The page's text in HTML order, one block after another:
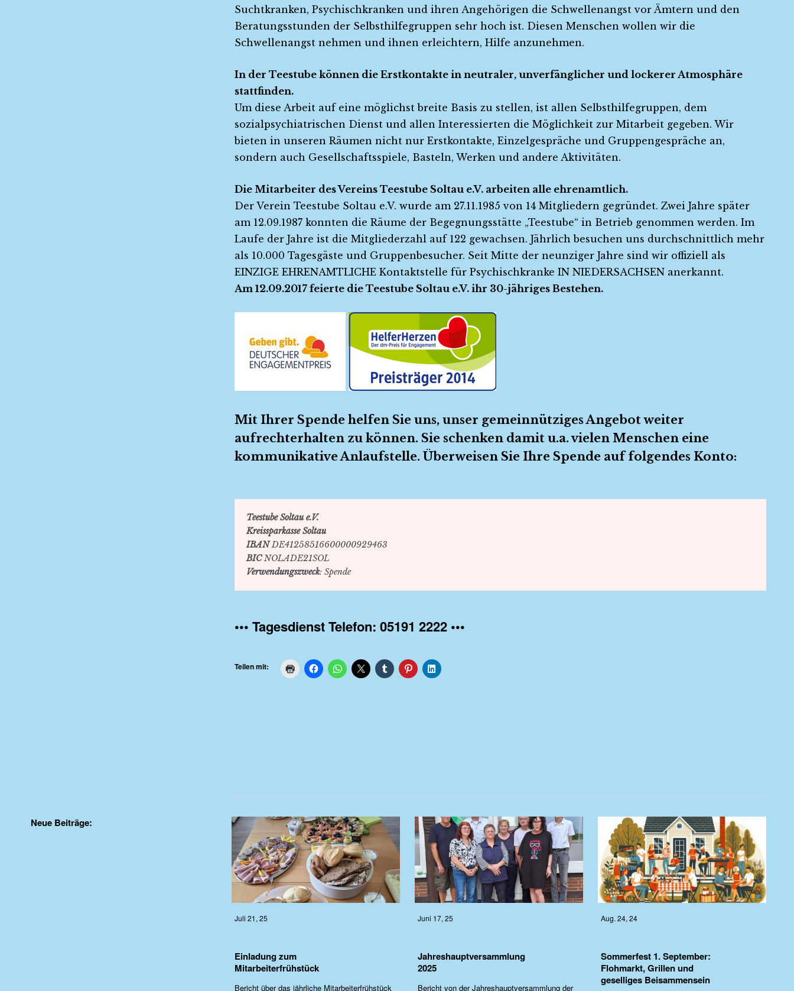
Suchtkranken, Psychischkranken und ihren Angehörigen die Schwellenangst vor Ämtern und den
Beratungsstunden der Selbsthilfegruppen sehr hoch ist. Diesen Menschen wollen wir die
Schwellenangst nehmen und ihnen erleichtern, Hilfe anzunehmen.
In der Teestube können die Erstkontakte in neutraler, unverfänglicher und lockerer Atmosphäre
stattfinden.
Um diese Arbeit auf eine möglichst breite Basis zu stellen, ist allen Selbsthilfegruppen, dem
sozialpsychiatrischen Dienst und allen Interessierten die Möglichkeit zur Mitarbeit gegeben. Wir
bieten in unseren Räumen nicht nur Erstkontakte, Einzelgespräche und Gruppengespräche an,
sondern auch Gesellschaftsspiele, Basteln, Werken und andere Aktivitäten.
Die Mitarbeiter des Vereins Teestube Soltau e.V. arbeiten alle ehrenamtlich.
Der Verein Teestube Soltau e.V. wurde am 27.11.1985 von 14 Mitgliedern gegründet. Zwei Jahre später
am 12.09.1987 konnten die Räume der Begegnungsstätte „Teestube“ in Betrieb genommen werden. Im
Laufe der Jahre ist die Mitgliederzahl auf 122 gewachsen. Jährlich besuchen uns durchschnittlich mehr
als 10.000 Tagesgäste und Gruppenbesucher. Seit Mitte der neunziger Jahre sind wir offiziell als
EINZIGE EHRENAMTLICHE Kontaktstelle für Psychischkranke IN NIEDERSACHSEN anerkannt.
Am 12.09.2017 feierte die Teestube Soltau e.V. ihr 30-jähriges Bestehen.
Mit Ihrer Spende helfen Sie uns, unser gemeinnütziges Angebot weiter
aufrechterhalten zu können. Sie schenken damit u.a. vielen Menschen eine
kommunikative Anlaufstelle. Überweisen Sie Ihre Spende auf folgendes Konto:
Teestube Soltau e.V.
Kreissparkasse Soltau
IBANDE41258516600000929463
BICNOLADE21SOL
Verwendungszweck: Spende
••• Tagesdienst Telefon: 05191 2222 •••
Teilen mit:
Neue Beiträge:
Juli 21, 25
Einladung zum
Mitarbeiterfrühstück
Bericht über das jährliche Mitarbeiterfrühstück
Juni 17, 25
Jahreshauptversammlung
2025
Bericht von der Jahreshauptversammlung der
Aug. 24, 24
Sommerfest 1. September:
Flohmarkt, Grillen und
geselliges Beisammensein